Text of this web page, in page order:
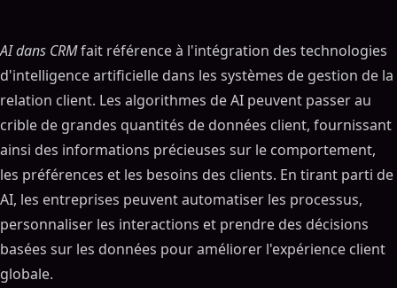
AI dans CRMfait référence à l'intégration des technologies
d'intelligence artificielle dans les systèmes de gestion de la
relation client. Les algorithmes de AI peuvent passer au
crible de grandes quantités de données client, fournissant
ainsi des informations précieuses sur le comportement,
les préférences et les besoins des clients. En tirant parti de
AI, les entreprises peuvent automatiser les processus,
personnaliser les interactions et prendre des décisions
basées sur les données pour améliorer l'expérience client
globale.